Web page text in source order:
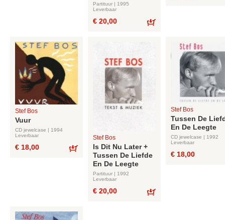
Partituur | 1995
Leverbaar
€ 20,00
Stef Bos
Vuur
CD jewelcase | 1994
Leverbaar
€ 18,00
Stef Bos
Is Dit Nu Later +
Tussen De Liefde
En De Leegte
Partituur | 1992
Leverbaar
€ 20,00
Stef Bos
Tussen De
En De Leegte
CD jewelcase | 1992
Leverbaar
€ 18,00